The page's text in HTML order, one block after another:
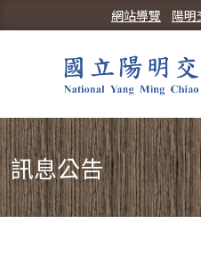
陽明
網站導覽
訊息公告